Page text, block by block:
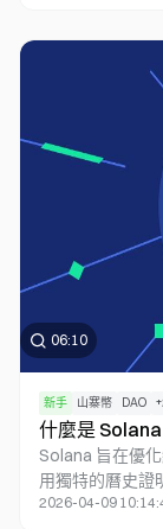
06:10
新手 山寨幣 DAO +
什麼是 Solana
Solana 旨在優
用獨特的曆史證
2026-04-09